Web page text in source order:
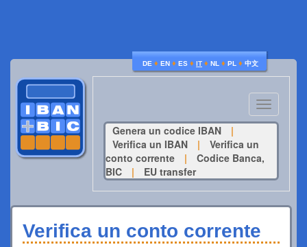
DE ♦ EN ♦ ES ♦ IT ♦ NL ♦ PL ♦ 中文
Toggle
navigation
Genera un codice IBAN
|
Verifica un IBAN
|
Verifica un
conto corrente
|
Codice Banca,
BIC
| EU transfer
Verifica un conto corrente